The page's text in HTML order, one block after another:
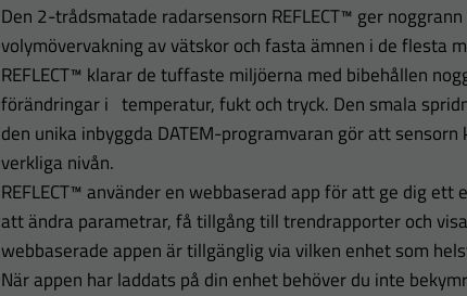
Den 2-trådsmatade radarsensorn REFLECT™ ger
volymövervakning av vätskor och fasta ämnen i de flesta
REFLECT™ klarar de tuffaste miljöerna med bibehållen
förändringar i temperatur, fukt och tryck. Den smala
den unika inbyggda DATEM-programvaran gör att sensorn
verkliga nivån.
REFLECT™ använder en webbaserad app för att ge dig ett
att ändra parametrar, få tillgång till trendrapporter och
webbaserade appen är tillgänglig via vilken enhet som
När appen har laddats på din enhet behöver du inte